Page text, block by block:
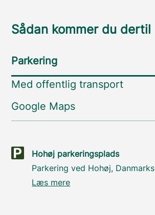
Sådan kommer du dertil
Parkering
Med offentlig transport
Google Maps
Hohøj parkeringsplads
Parkering ved Hohøj,
Læs mere